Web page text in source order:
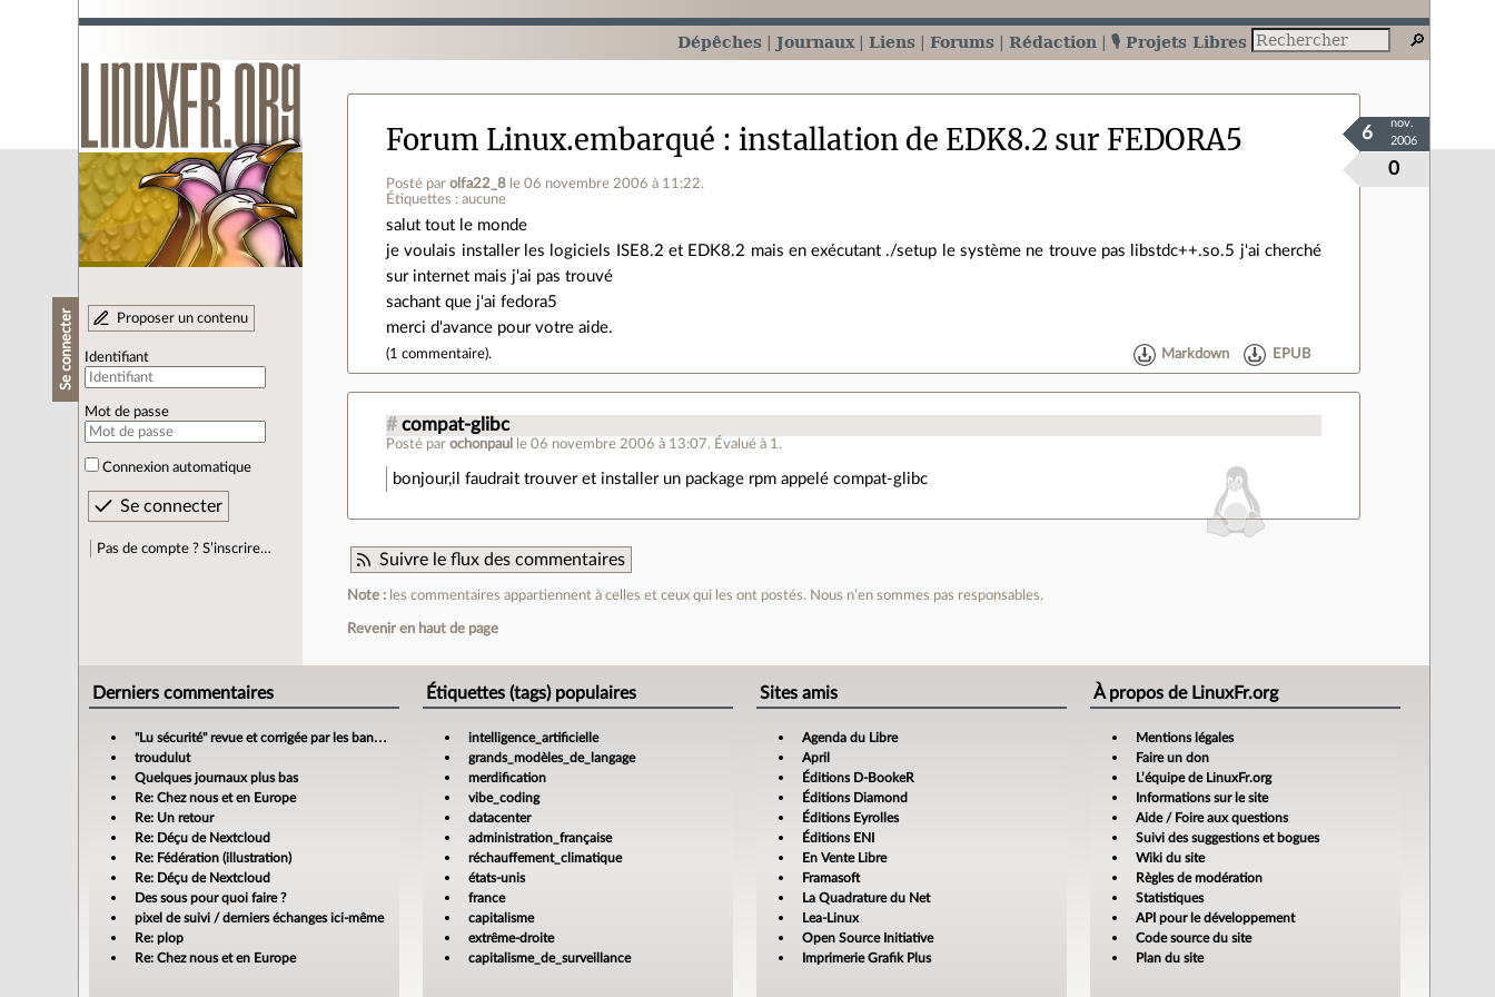
Dépêches Journaux Liens Forums Rédaction 🎙️ Projets Libres
Se connecter Proposer un contenu
Identifiant
Mot de passe
Connexion automatique
Pas de compte ? S’inscrire…
Forum Linux.embarqué installation de EDK8.2 sur FEDORA5
Posté parolfa22_8 le 06 novembre 2006 à 11:22.
Étiquettes : aucune
0
6
nov.
2006
salut tout le monde
je voulais installer les logiciels ISE8.2 et EDK8.2 mais en exécutant ./setup le système ne trouve pas libstdc++.so.5 j'ai cherché
sur internet mais j'ai pas trouvé
sachant que j'ai fedora5
merci d'avance pour votre aide.
(1 commentaire). Markdown EPUB
# compat-glibc
Posté parochonpaul le 06 novembre 2006 à 13:07. Évalué à 1 .
bonjour,il faudrait trouver et installer un package rpm appelé compat-glibc
Suivre le flux des commentaires
Note : les commentaires appartiennent à celles et ceux qui les ont postés. Nous n’en sommes pas responsables.
Revenir en haut de page
Derniers commentaires
"Lu sécurité" revue et corrigée par les banques
troudulut
Quelques journaux plus bas
Re: Chez nous et en Europe
Re: Un retour
Re: Déçu de Nextcloud
Re: Fédération (illustration)
Re: Déçu de Nextcloud
Des sous pour quoi faire ?
pixel de suivi / derniers échanges ici-même
Re: plop
Re: Chez nous et en Europe
Étiquettes (tags) populaires
intelligence_artificielle
grands_modèles_de_langage
merdification
vibe_coding
datacenter
administration_française
réchauffement_climatique
états-unis
france
capitalisme
extrême-droite
capitalisme_de_surveillance
Sites amis
Agenda du Libre
April
Éditions D-BookeR
Éditions Diamond
Éditions Eyrolles
Éditions ENI
En Vente Libre
Framasoft
La Quadrature du Net
Lea-Linux
Open Source Initiative
Imprimerie Grafik Plus
À propos de LinuxFr.org
Mentions légales
Faire un don
L’équipe de LinuxFr.org
Informations sur le site
Aide / Foire aux questions
Suivi des suggestions et bogues
Wiki du site
Règles de modération
Statistiques
API pour le développement
Code source du site
Plan du site